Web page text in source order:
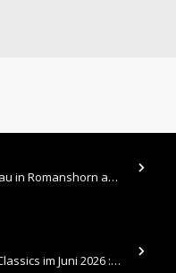
Hallo , Im Juni veranstaltete die Autobau in Romanshorn auf ihrem Gelände ein kleines Youngtimertreffen : https://up.
​Hallo , Hier sind die Bilder vom Older Classics im Juni 2026 : https://up.picr.de/51155940wd.jpg https://up.pic